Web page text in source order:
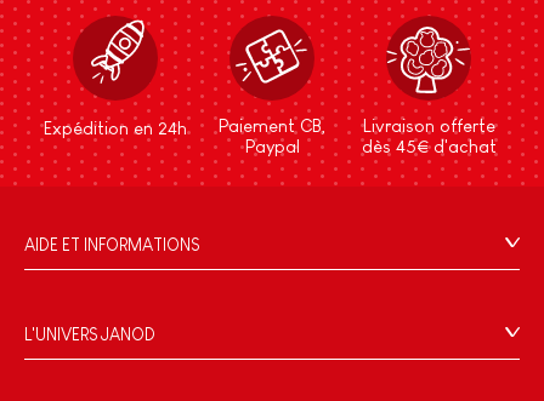
Expédition en 24h
Paiement CB,
Paypal
Livraison offerte
dès 45€ d'achat
AIDE ET INFORMATIONS
FAQ
Contact
L'UNIVERS JANOD